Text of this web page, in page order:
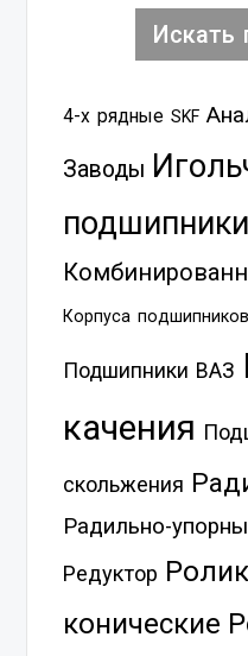
Искать
4-х рядные SKF
Заводы
подшипники
Корпуса подшипников
Подшипники ВАЗ
качения
скольжения
Радильно-
Редуктор
конические